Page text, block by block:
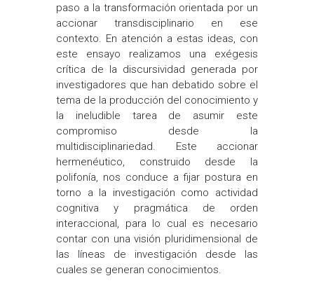
paso a la transformación orientada por un
accionar transdisciplinario en ese
contexto. En atención a estas ideas, con
este ensayo realizamos una exégesis
crítica de la discursividad generada por
investigadores que han debatido sobre el
tema de la producción del conocimiento y
la ineludible tarea de asumir este
compromiso desde la
multidisciplinariedad. Este accionar
hermenéutico, construido desde la
polifonía, nos conduce a fijar postura en
torno a la investigación como actividad
cognitiva y pragmática de orden
interaccional, para lo cual es necesario
contar con una visión pluridimensional de
las líneas de investigación desde las
cuales se generan conocimientos.